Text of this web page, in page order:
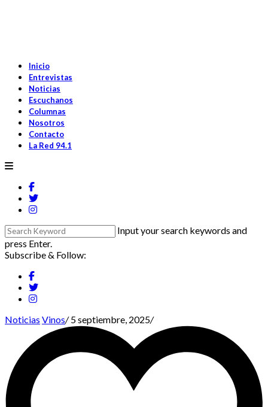
Inicio
Entrevistas
Noticias
Escuchanos
Columnas
Nosotros
Contacto
La Red 94.1
Input your search keywords and
press Enter.
Subscribe & Follow:
Noticias Vinos/5 septiembre, 2025/